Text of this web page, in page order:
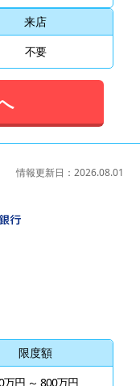
来店
不要
限度額
万円 ～ 800万円
情報更新日： 2026.08.01